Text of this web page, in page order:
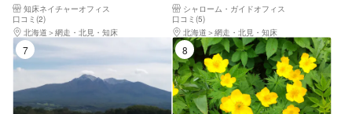
知床ネイチャーオフィス
口コミ(2)
北海道
網走・北見・知床
シャローム・ガイドオフィス
口コミ(5)
北海道
網走・北見・知床
7位 8位